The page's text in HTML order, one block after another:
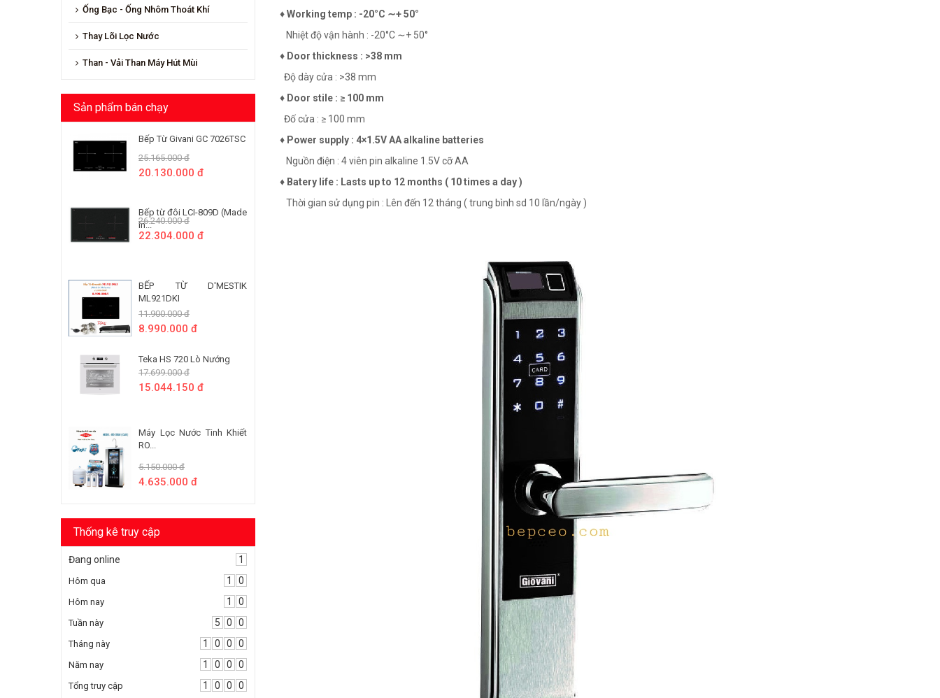
Ống Bạc - Ống Nhôm Thoát Khí
Thay Lõi Lọc Nước
Than - Vải Than Máy Hút Mùi
Sản phẩm bán chạy
Bếp Từ Givani GC 7026TSC
25.165.000 đ
20.130.000 đ
Bếp từ đôi LCI-809D (Made
In...
26.240.000 đ
22.304.000 đ
BẾP TỪ D'MESTIK
ML921DKI
11.900.000 đ
8.990.000 đ
Teka HS 720 Lò Nướng
17.699.000 đ
15.044.150 đ
Máy Lọc Nước Tinh Khiết
RO...
5.150.000 đ
4.635.000 đ
Thống kê truy cập
Đang online 1
Hôm qua 1 0
Hôm nay 1 0
Tuần này 5 0 0
Tháng này 1 0 0 0
Năm nay 1 0 0 0
Tổng truy cập 1 0 0 0
♦ Working temp : -20°C ∼+ 50°
Nhiệt độ vận hành : -20°C ∼+ 50°
♦ Door thickness : >38 mm
Độ dày cửa : >38 mm
♦ Door stile : ≥ 100 mm
Đố cửa : ≥ 100 mm
♦ Power supply : 4×1.5V AA alkaline batteries
Nguồn điện : 4 viên pin alkaline 1.5V cỡ AA
♦ Batery life : Lasts up to 12 months ( 10 times a day )
Thời gian sử dụng pin : Lên đến 12 tháng ( trung bình sd 10 lần/ngày )